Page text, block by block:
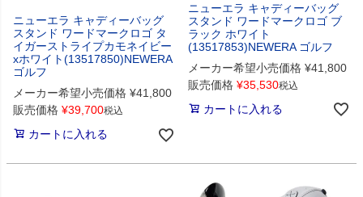
ニューエラ キャディーバッグ
スタンド ワードマークロゴ タ
イガーストライプカモネイビー
xホワイト(13517850)NEWERA
ゴルフ
メーカー希望小売価格 ¥41,800
販売価格 ¥39,700税込
カートに入れる
ニューエラ キャディーバッグ
スタンド ワードマークロゴ ブ
ラック ホワイト
(13517853)NEWERA ゴルフ
メーカー希望小売価格 ¥41,800
販売価格 ¥35,530税込
カートに入れる